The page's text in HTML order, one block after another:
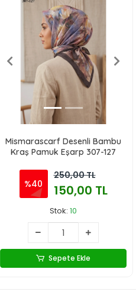
Mismarascarf Desenli Bambu
Kraş Pamuk Eşarp 307-127
%40
250,00 TL
150,00 TL
Stok: 10
Sepete Ekle